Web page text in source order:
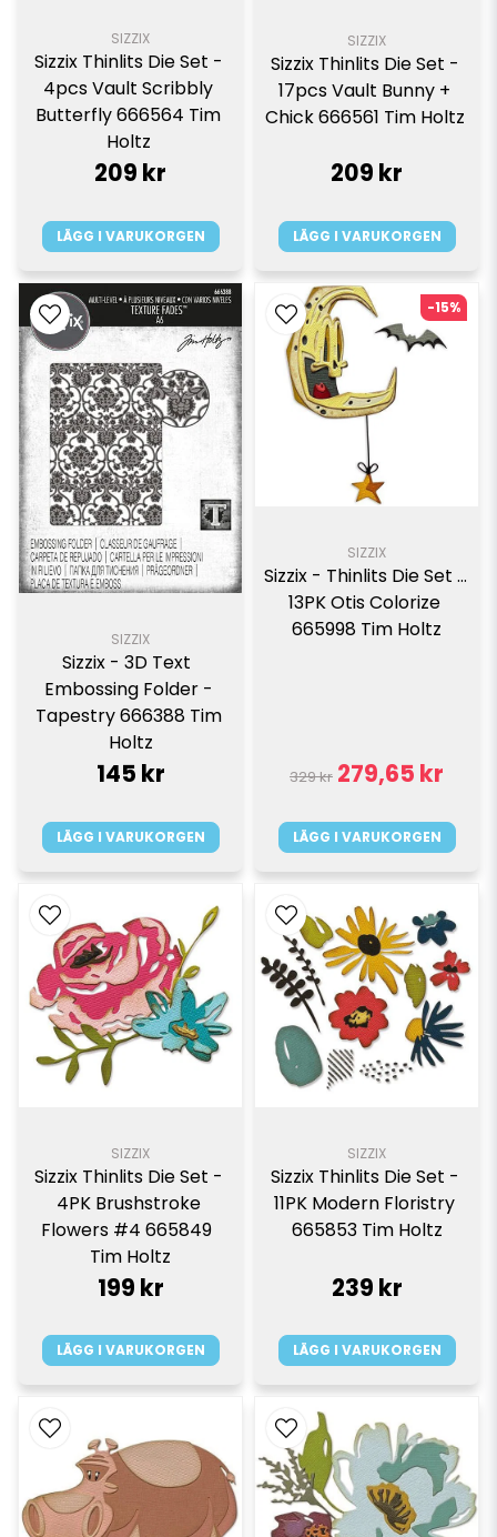
SIZZIX
Sizzix Thinlits Die Set -
4pcs Vault Scribbly
Butterfly 666564 Tim
Holtz
209 kr
LÄGG I VARUKORGEN
SIZZIX
Sizzix Thinlits Die Set -
17pcs Vault Bunny +
Chick 666561 Tim Holtz
209 kr
LÄGG I VARUKORGEN
SIZZIX
Sizzix - 3D Text
Embossing Folder -
Tapestry 666388 Tim
Holtz
145 kr
LÄGG I VARUKORGEN
SIZZIX
Sizzix - Thinlits Die Set -
13PK Otis Colorize
665998 Tim Holtz
329 kr 279,65 kr
LÄGG I VARUKORGEN
-15%
SIZZIX
Sizzix Thinlits Die Set -
4PK Brushstroke
Flowers #4 665849
Tim Holtz
199 kr
LÄGG I VARUKORGEN
SIZZIX
Sizzix Thinlits Die Set -
11PK Modern Floristry
665853 Tim Holtz
239 kr
LÄGG I VARUKORGEN